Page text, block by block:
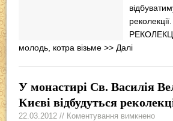
молодь, котра візьме>> Далі
У монастирі Св. Василія
Києві відбудуться
22.03.2012 // Коментування вимкнено